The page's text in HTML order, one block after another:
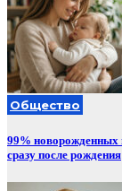
Общество
99% новорожденных
сразу после рождения